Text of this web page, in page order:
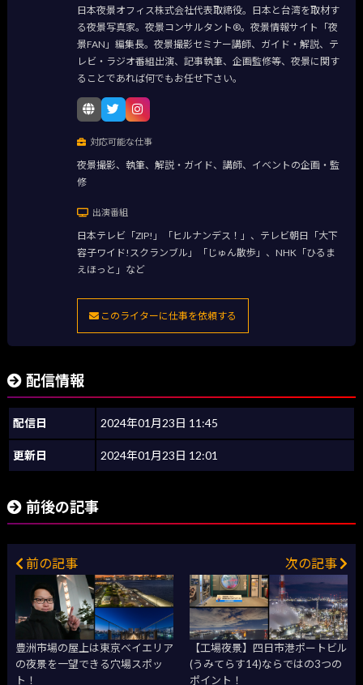
日本夜景オフィス株式会社代表取締役。日本と台湾を取材す
る夜景写真家。夜景コンサルタント®。夜景情報サイト「夜
景FAN」編集長。夜景撮影セミナー講師、ガイド・解説、テ
レビ・ラジオ番組出演、記事執筆、企画監修等、夜景に関す
ることであれば何でもお任せ下さい。
対応可能な仕事
夜景撮影、執筆、解説・ガイド、講師、イベントの企画・監
修
出演番組
日本テレビ「ZIP!」「ヒルナンデス！」、テレビ朝日「大下
容子ワイド!スクランブル」「じゅん散歩」、NHK「ひるま
えほっと」など
このライターに仕事を依頼する
配信情報
配信日 2024年01月23日 11:45
更新日 2024年01月23日 12:01
前後の記事
前の記事
豊洲市場の屋上は東京ベイエリア
の夜景を一望できる穴場スポッ
ト！
次の記事
【工場夜景】四日市港ポートビル
(うみてらす14)ならではの3つの
ポイント！